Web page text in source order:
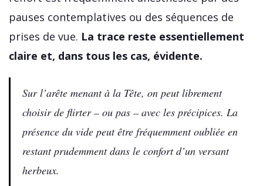
pauses contemplatives ou des séquences de
prises de vue. La trace reste essentiellement
claire et, dans tous les cas, évidente.
Sur l’arête menant à la Tête, on peut librement
choisir de flirter – ou pas – avec les précipices. La
présence du vide peut être fréquemment oubliée en
restant prudemment dans le confort d’un versant
herbeux.